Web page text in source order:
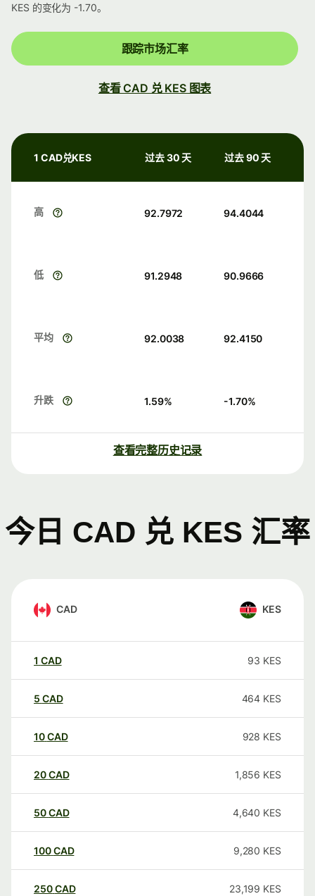
KES 的变化为 -1.70。
跟踪市场汇率
查看 CAD 兑 KES 图表
1 CAD兑KES 过去 30 天 过去 90 天
高 92.7972 94.4044
低 91.2948 90.9666
平均 92.0038 92.4150
升跌 1.59% -1.70%
查看完整历史记录
今日 CAD 兑 KES 汇率
CAD KES
1 CAD 93 KES
5 CAD 464 KES
10CAD 928 KES
20CAD 1,856 KES
50CAD 4,640 KES
100CAD 9,280 KES
250CAD 23,199 KES